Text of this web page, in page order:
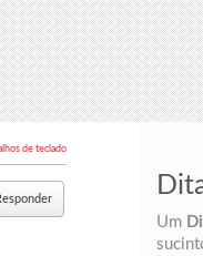
de teclado
Um